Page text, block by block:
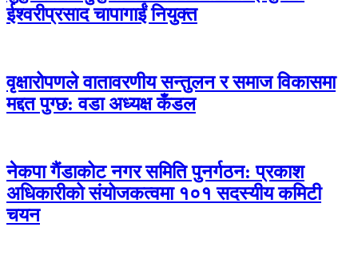
ईश्वरीप्रसाद चापागाईं नियुक्त
वृक्षारोपणले वातावरणीय सन्तुलन र समाज विकासमा
मद्दत पुग्छ: वडा अध्यक्ष कँडल
नेकपा गैंडाकोट नगर समिति पुनर्गठन: प्रकाश
अधिकारीको संयोजकत्वमा १०१ सदस्यीय कमिटी
चयन